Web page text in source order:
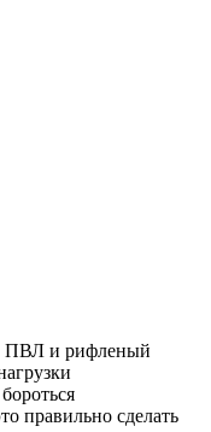
ПВЛ и рифленый
правильно сделать